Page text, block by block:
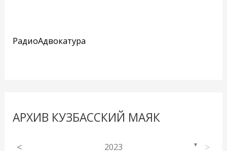
РадиоАдвокатура
АРХИВ КУЗБАССКИЙ МАЯК
< 2023 ▼ >